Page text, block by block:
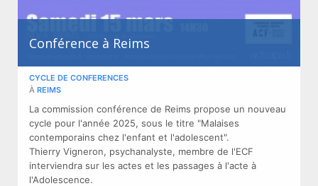
Conférence à Reims
CYCLE DE CONFERENCES
À REIMS
La commission conférence de Reims propose un nouveau
cycle pour l'année 2025, sous le titre "Malaises
contemporains chez l'enfant et l'adolescent".
Thierry Vigneron, psychanalyste, membre de l'ECF
interviendra sur les actes et les passages à l'acte à
l'Adolescence.